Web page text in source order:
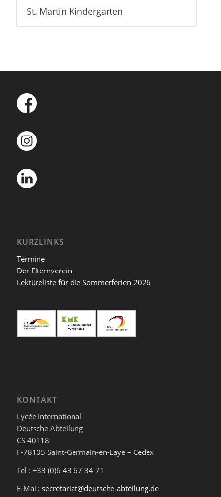
St. Martin Kindergarten
KURZLINKS
Termine
Der Elternverein
Lektüreliste für die Sommerferien 2026
KONTAKT
Lycée International
Deutsche Abteilung
CS 40118
F-78105 Saint-Germain-en-Laye – Cedex
Tel : +33 (0)6 43 67 34 71
E-Mail: secretariat@deutsche-abteilung.de